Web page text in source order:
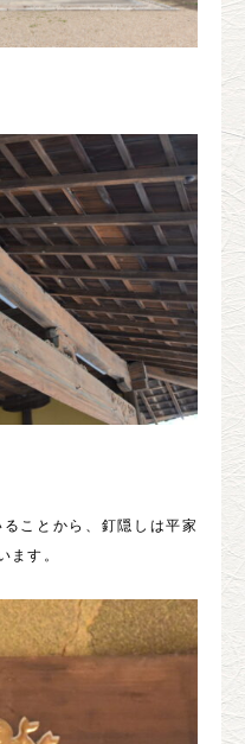
ことから、釘隠しは平家
ます。